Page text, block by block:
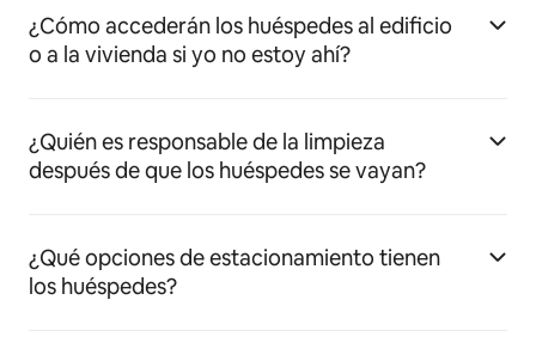
¿Cómo accederán los huéspedes al edificio
o a la vivienda si yo no estoy ahí?
¿Quién es responsable de la limpieza
después de que los huéspedes se vayan?
¿Qué opciones de estacionamiento tienen
los huéspedes?